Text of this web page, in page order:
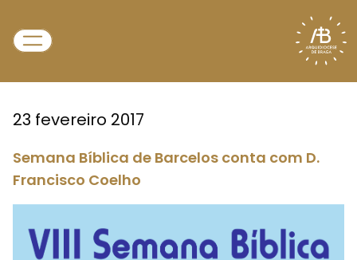
23 fevereiro 2017
Semana Bíblica de Barcelos conta com D.
Francisco Coelho